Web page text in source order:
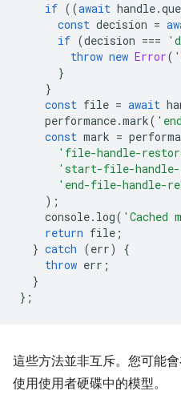
if ((await handle.
const decision =
if (decision ===
throw new Error(
}
}
const file = await
performance.mark(
const mark =
'file-handle-
'start-file-handle-
'end-file-handle-
);
console. log(
return file ;
} catch (err)
{
throw err ;
}
};
這些方法並非互斥。您可能
使用使用者硬碟中的模型。